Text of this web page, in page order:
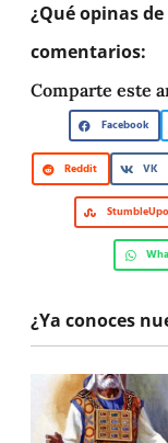
¿Qué opinas
comentarios:
Comparte este
Facebook
Reddit VK
¿Ya conoces